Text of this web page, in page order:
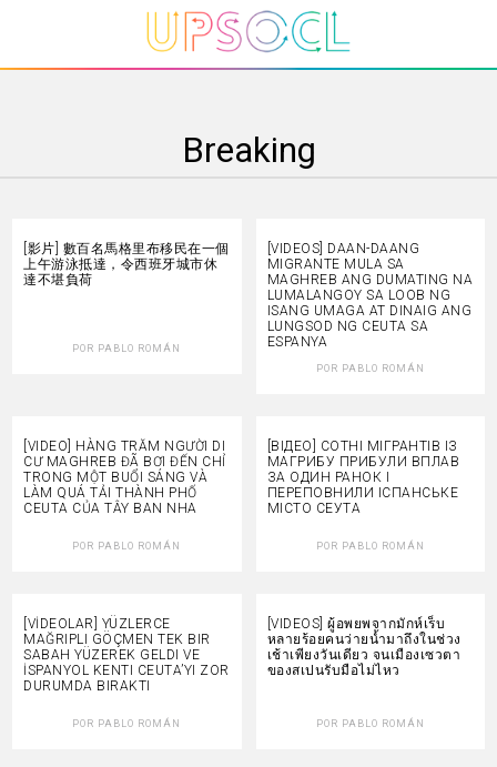
Breaking
[影片] 數百名馬格里布移民在一個
上午游泳抵達，令西班牙城市休
達不堪負荷
POR PABLO ROMÁN
[VIDEOS] DAAN-DAANG
MIGRANTE MULA SA
MAGHREB ANG DUMATING NA
LUMALANGOY SA LOOB NG
ISANG UMAGA AT DINAIG ANG
LUNGSOD NG CEUTA SA
ESPANYA
POR PABLO ROMÁN
[VIDEO] HÀNG TRĂM NGƯỜI DI
CƯ MAGHREB ĐÃ BƠI ĐẾN CHỈ
TRONG MỘT BUỔI SÁNG VÀ
LÀM QUÁ TẢI THÀNH PHỐ
CEUTA CỦA TÂY BAN NHA
POR PABLO ROMÁN
[ВІДЕО] СОТНІ МІГРАНТІВ ІЗ
МАГРИБУ ПРИБУЛИ ВПЛАВ
ЗА ОДИН РАНОК І
ПЕРЕПОВНИЛИ ІСПАНСЬКЕ
МІСТО СЕУТА
POR PABLO ROMÁN
[VİDEOLAR] YÜZLERCE
MAĞRIPLI GÖÇMEN TEK BIR
SABAH YÜZEREK GELDI VE
İSPANYOL KENTI CEUTA’YI ZOR
DURUMDA BIRAKTI
POR PABLO ROMÁN
[VIDEOS] ผู้อพยพจากมักห์เร็บ
หลายร้อยคนว่ายน้ำมาถึงในช่วง
เช้าเพียงวันเดียว จนเมืองเซวตา
ของสเปนรับมือไม่ไหว
POR PABLO ROMÁN